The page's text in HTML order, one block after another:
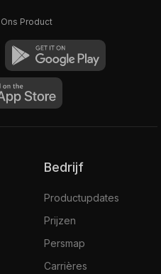
Product
Bedrijf
Productupdates
Prijzen
Persmap
Carrières